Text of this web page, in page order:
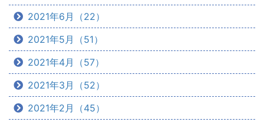
2021年6月（22）
2021年5月（51）
2021年4月（57）
2021年3月（52）
2021年2月（45）